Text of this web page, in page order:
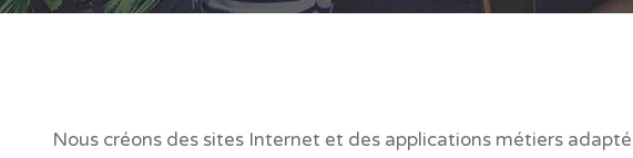
Nous créons des sites Internet et des applications métiers